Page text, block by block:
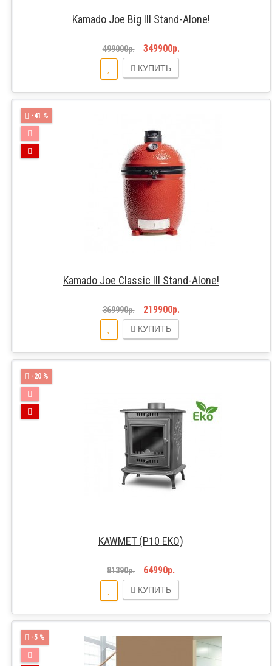
Kamado Joe Big III Stand-Alone!
499000р. 349900р.
КУПИТЬ
-41 %
Kamado Joe Classic III Stand-Alone!
369990р. 219900р.
КУПИТЬ
-20 %
KAWMET (P10 EKO)
81390р. 64990р.
КУПИТЬ
-5 %